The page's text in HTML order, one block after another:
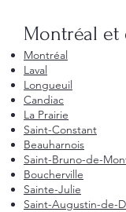
Montréal et
Montréal
Laval
Longueuil
Candiac
La Prairie
Saint-Constant
Beauharnois
Saint-Bruno-de-
Boucherville
Sainte-Julie
Saint-Augustin-de-